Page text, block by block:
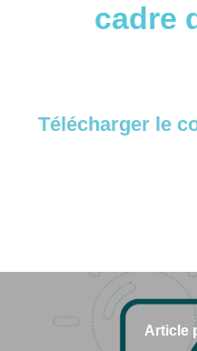
cadre
Télécharger le
Article